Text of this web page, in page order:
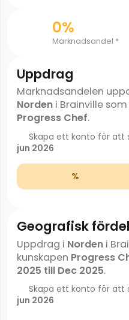
0%
Marknadsandel *
Uppdrag
Marknadsandelen
Nordeni Brainville
Progress Chef.
Skapa ett konto för att
jun 2026
%
Geografisk
Uppdrag i Nordeni
kunskapen Progress
2025 till Dec 2025.
Skapa ett konto för att
jun 2026